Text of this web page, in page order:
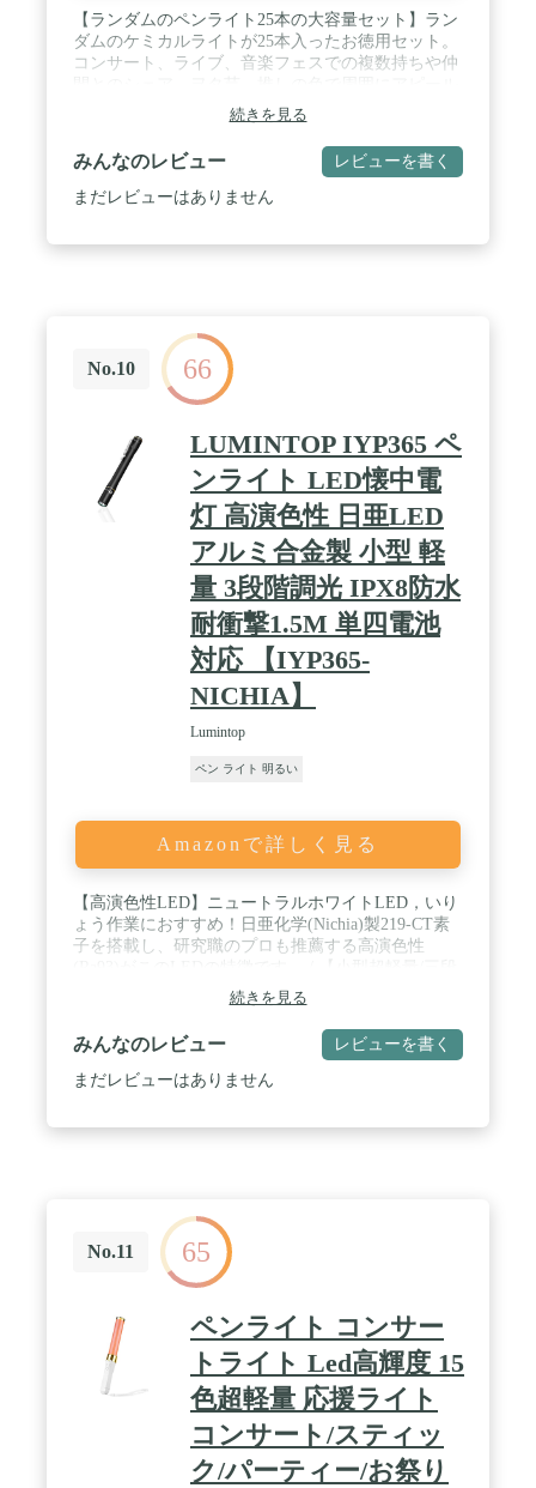
【ランダムのペンライト25本の大容量セット】ラン
ダムのケミカルライトが25本入ったお徳用セット。
コンサート、ライブ、音楽フェスでの複数持ちや仲
など、大容量ならではの楽しい使い方ができて、気
分も盛り上がります。 / 【長時間発光でイベントで
大活躍】折りやすく、発光時間が長いのでイベント
にぴったりなペンライト。誕生日などのパーティー
やライブ、キャンプなどを盛り上げます。長時間発
の災害グッズ、地震対策グッズとしてもご使用頂け
ます。使い捨てで衛生面も安心です。 / 【使用方
法】①ペンライトをポキッと音がなるまで強めに折
り曲げて下さい。②中の液体が全体に行き渡るまで
軽く振って下さい。液体が混ざると光り始めます。
/ 【商品詳細】カラー：ランダム 25本セット / サイ
ズ： 約 全長15cm 直径1.5cm / 発光時間：約12時間
～約18時間
続きを見る
みんなのレビュー レビューを書く
まだレビューはありません
No.10 66
LUMINTOP IYP365 ペ
ンライト LED懐中電
灯 高演色性 日亜LED
アルミ合金製 小型 軽
量 3段階調光 IPX8防水
耐衝撃1.5M 単四電池
対応 【IYP365-
NICHIA】
Lumintop
ペン ライト 明るい
Amazonで詳しく見る
【高演色性LED】ニュートラルホワイトLED，いり
ょう作業におすすめ！日亜化学(Nichia)製219-CT素
子を搭載し、研究職のプロも推薦する高演色性
階調光】航空機用アルミニウム合金を用いられた本
体は、128*14.5*12.5mmのコンパクトサイズや僅か
23グラムの重量（電池含まず）で、片手で簡単に操
作できます。携帯時は、胸ポケットに入れても負担
になりません。 3段階調光：High 145LM・Mid
モードが切り替わります。表面は軍用グレード硬質
酸化耐摩処理をし、長い年月を経ても磨損や錆によ
る劣化も少なく、きれいな状態を維持します。瞳孔
反射、咽頭診察など・各種研究・夜釣り・山登り・
夜道の一人歩き・防犯・護身用・緊急災害時等、
様々なシーンにおいて心強い味方となります。 /
【パッケージ内容】①「Lumintop Japanメーカー直
営店」から購入後3ヶ月間は返品・返金等対応させ
て頂いております。ご質問/ご意見などが御座いまし
たら、Amazonの購入履歴より弊社までお気軽にお
問い合わせください。②パッケージ内容：防水用ス
ペアOリング*2、ディフューザー、日本語説明書
続きを見る
みんなのレビュー レビューを書く
まだレビューはありません
No.11 65
ペンライト コンサー
トライト Led高輝度 15
色超軽量 応援ライト
コンサート/スティッ
ク/パーティー/お祭り